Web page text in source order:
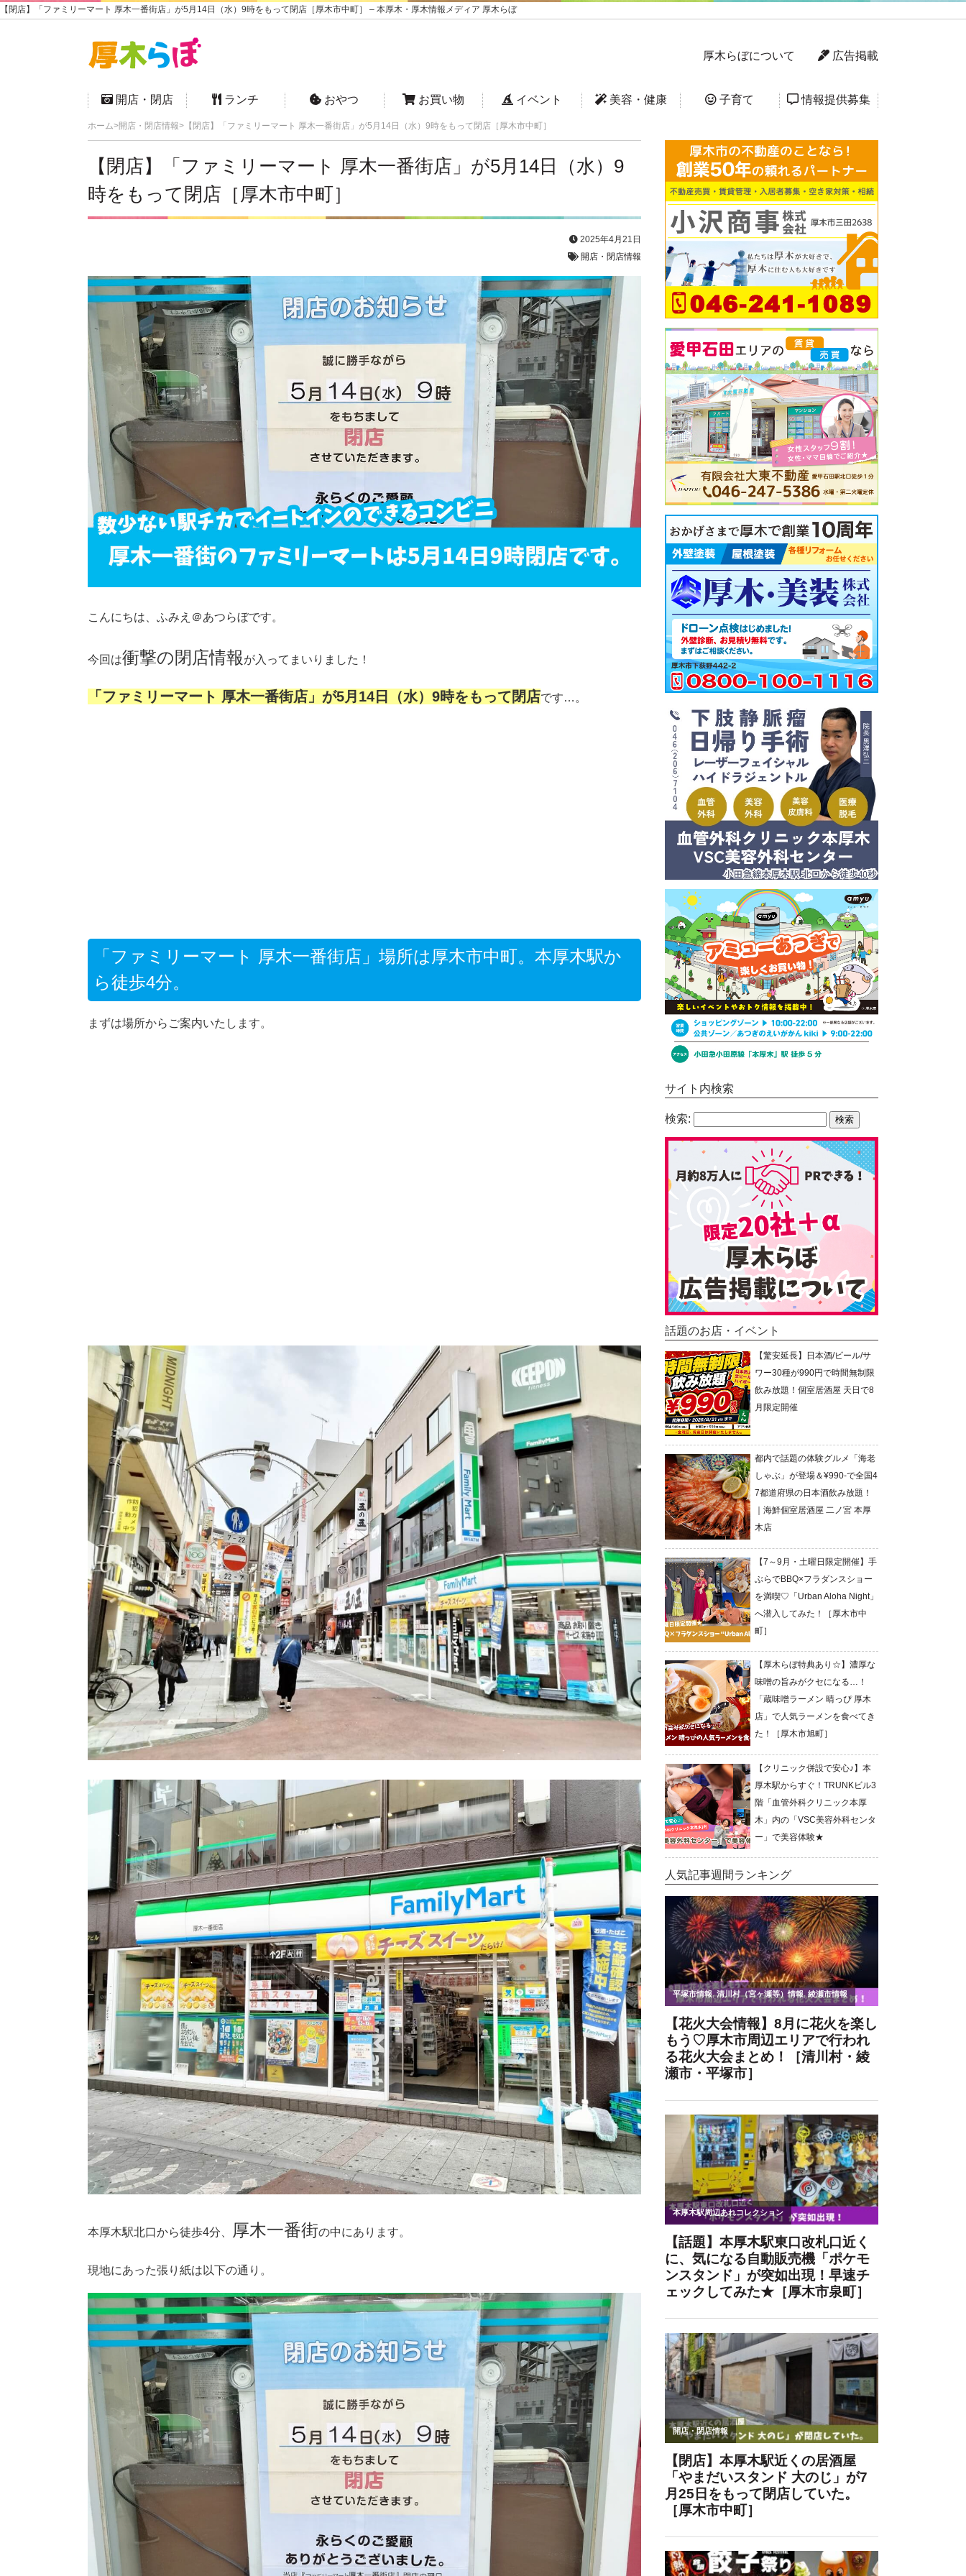
【閉店】「ファミリーマート 厚木一番街店」が5月14日（水）9時をもって閉店［厚木市中町］ – 本厚木・厚木情報メディア 厚木らぼ
厚木らぼについて 広告掲載
開店・閉店 ランチ おやつ お買い物 イベント 美容・健康 子育て 情報提供募集
ホーム 開店・閉店情報 【閉店】「ファミリーマート 厚木一番街店」が5月14日（水）9時をもって閉店［厚木市中町］
【閉店】「ファミリーマート 厚木一番街店」が5月14日（水）9
時をもって閉店［厚木市中町］
2025年4月21日
開店・閉店情報
こんにちは、ふみえ＠あつらぼです。
今回は衝撃の閉店情報 が入ってまいりました！
「ファミリーマート 厚木一番街店」が5月14日（水）9時をもって閉店です…。
「ファミリーマート 厚木一番街店」場所は厚木市中町。本厚木駅か
ら徒歩4分。
まずは場所からご案内いたします。
本厚木駅北口から徒歩4分、 厚木一番街の中にあります。
現地にあった張り紙は以下の通り。
サイト内検索
検索:
話題のお店・イベント
【驚安延長】日本酒/ビール/サ
ワー30種が990円で時間無制限
飲み放題！個室居酒屋 天日で8
月限定開催
都内で話題の体験グルメ「海老
しゃぶ」が登場＆¥990-で全国4
7都道府県の日本酒飲み放題！
｜海鮮個室居酒屋 二ノ宮 本厚
木店
【7～9月・土曜日限定開催】手
ぶらでBBQ×フラダンスショー
を満喫♡「Urban Aloha Night」
へ潜入してみた！［厚木市中
町］
【厚木らぼ特典あり☆】濃厚な
味噌の旨みがクセになる…！
「蔵味噌ラーメン 晴っぴ 厚木
店」で人気ラーメンを食べてき
た！［厚木市旭町］
【クリニック併設で安心♪】本
厚木駅からすぐ！TRUNKビル3
階「血管外科クリニック本厚
木」内の「VSC美容外科センタ
ー」で美容体験★
人気記事週間ランキング